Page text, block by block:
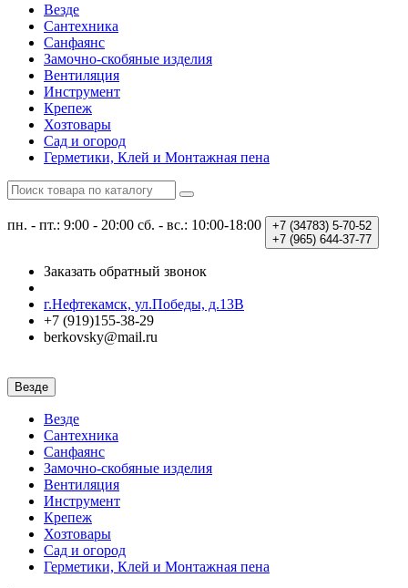
Везде
Сантехника
Санфаянс
Замочно-скобяные изделия
Вентиляция
Инструмент
Крепеж
Хозтовары
Сад и огород
Герметики, Клей и Монтажная пена
пн. - пт.: 9:00 - 20:00 сб. - вс.: 10:00-18:00 +7 (34783) 5-70-52
+7 (965) 644-37-77
Заказать обратный звонок
г.Нефтекамск, ул.Победы, д.13В
+7 (919)155-38-29
berkovsky@mail.ru
Везде
Везде
Сантехника
Санфаянс
Замочно-скобяные изделия
Вентиляция
Инструмент
Крепеж
Хозтовары
Сад и огород
Герметики, Клей и Монтажная пена